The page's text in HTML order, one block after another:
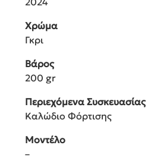
Χρώμα
Γκρι
Βάρος
200 gr
Περιεχόμενα Συσκευασίας
Καλώδιο Φόρτισης
Μοντέλο
–